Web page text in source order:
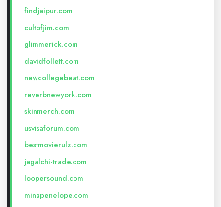
findjaipur.com
cultofjim.com
glimmerick.com
davidfollett.com
newcollegebeat.com
reverbnewyork.com
skinmerch.com
usvisaforum.com
bestmovierulz.com
jagalchi-trade.com
loopersound.com
minapenelope.com